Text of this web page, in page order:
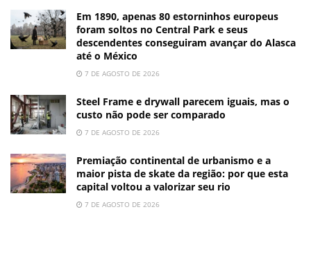
Em 1890, apenas 80 estorninhos europeus
foram soltos no Central Park e seus
descendentes conseguiram avançar do Alasca
até o México
7 DE AGOSTO DE 2026
Steel Frame e drywall parecem iguais, mas o
custo não pode ser comparado
7 DE AGOSTO DE 2026
Premiação continental de urbanismo e a
maior pista de skate da região: por que esta
capital voltou a valorizar seu rio
7 DE AGOSTO DE 2026